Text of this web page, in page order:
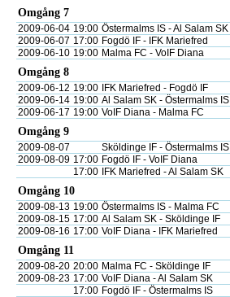
Omgång 7
2009-06-04 19:00 Östermalms IS - Al Salam SK
2009-06-07 17:00 Fogdö IF - IFK Mariefred
2009-06-10 19:00 Malma FC - VoIF Diana
Omgång 8
2009-06-12 19:00 IFK Mariefred - Fogdö IF
2009-06-14 19:00 Al Salam SK - Östermalms IS
2009-06-17 19:00 VoIF Diana - Malma FC
Omgång 9
2009-08-07 Sköldinge IF - Östermalms IS
2009-08-09 17:00 Fogdö IF - VoIF Diana
17:00
IFK Mariefred - Al Salam SK
Omgång 10
2009-08-13 19:00 Östermalms IS - Malma FC
2009-08-15 17:00 Al Salam SK - Sköldinge IF
2009-08-16 17:00 VoIF Diana - IFK Mariefred
Omgång 11
2009-08-20 20:00 Malma FC - Sköldinge IF
2009-08-23 17:00 VoIF Diana - Al Salam SK
17:00 Fogdö IF - Östermalms IS